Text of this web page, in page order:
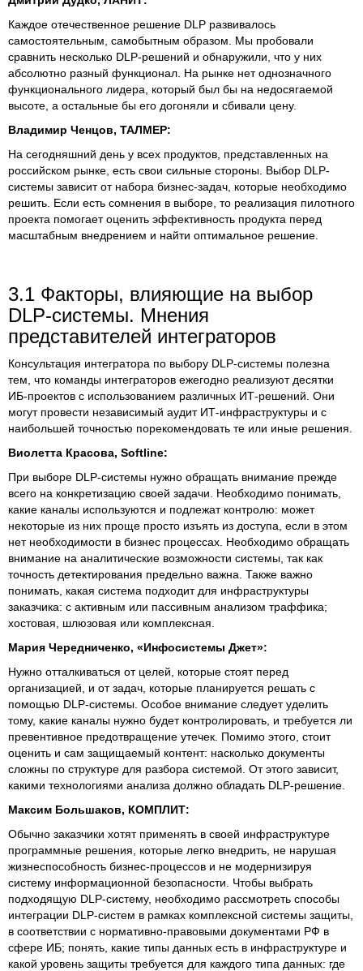
Каждое отечественное решение DLP развивалось
самостоятельным, самобытным образом. Мы пробовали
сравнить несколько DLP-решений и обнаружили, что у них
абсолютно разный функционал. На рынке нет однозначного
функционального лидера, который был бы на недосягаемой
высоте, а остальные бы его догоняли и сбивали цену.
Владимир Ченцов, ТАЛМЕР:
На сегодняшний день у всех продуктов, представленных на
российском рынке, есть свои сильные стороны. Выбор DLP-
системы зависит от набора бизнес-задач, которые необходимо
решить. Если есть сомнения в выборе, то реализация пилотного
проекта помогает оценить эффективность продукта перед
масштабным внедрением и найти оптимальное решение.
3.1 Факторы, влияющие на выбор
DLP-системы. Мнения
представителей интеграторов
Консультация интегратора по выбору DLP-системы полезна
тем, что команды интеграторов ежегодно реализуют десятки
ИБ-проектов с использованием различных ИТ-решений. Они
могут провести независимый аудит ИТ-инфраструктуры и с
наибольшей точностью порекомендовать те или иные решения.
Виолетта Красова, Softline:
При выборе DLP-системы нужно обращать внимание прежде
всего на конкретизацию своей задачи. Необходимо понимать,
какие каналы используются и подлежат контролю: может
некоторые из них проще просто изъять из доступа, если в этом
нет необходимости в бизнес процессах. Необходимо обращать
внимание на аналитические возможности системы, так как
точность детектирования предельно важна. Также важно
понимать, какая система подходит для инфраструктуры
заказчика: с активным или пассивным анализом траффика;
хостовая, шлюзовая или комплексная.
Мария Чередниченко, «Инфосистемы Джет»:
Нужно отталкиваться от целей, которые стоят перед
организацией, и от задач, которые планируется решать с
помощью DLP-системы. Особое внимание следует уделить
тому, какие каналы нужно будет контролировать, и требуется ли
превентивное предотвращение утечек. Помимо этого, стоит
оценить и сам защищаемый контент: насколько документы
сложны по структуре для разбора системой. От этого зависит,
какими технологиями анализа должно обладать DLP-решение.
Максим Большаков, КОМПЛИТ:
Обычно заказчики хотят применять в своей инфраструктуре
программные решения, которые легко внедрить, не нарушая
жизнеспособность бизнес-процессов и не модернизируя
систему информационной безопасности. Чтобы выбрать
подходящую DLP-систему, необходимо рассмотреть способы
интеграции DLP-систем в рамках комплексной системы защиты,
в соответствии с нормативно-правовыми документами РФ в
сфере ИБ; понять, какие типы данных есть в инфраструктуре и
какой уровень защиты требуется для каждого типа данных: где